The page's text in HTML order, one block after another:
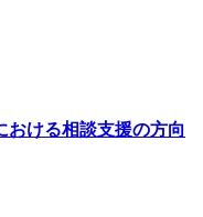
おける相談支援の方向